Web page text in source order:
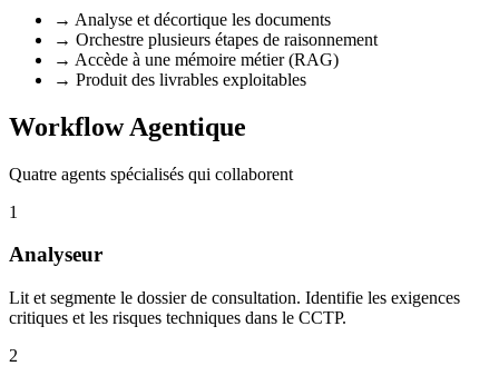
→ Analyse et décortique les documents
→ Orchestre plusieurs étapes de raisonnement
→ Accède à une mémoire métier (RAG)
→ Produit des livrables exploitables
Workflow Agentique
Quatre agents spécialisés qui collaborent
1
Analyseur
Lit et segmente le dossier de consultation. Identifie les exigences
critiques et les risques techniques dans le CCTP.
2